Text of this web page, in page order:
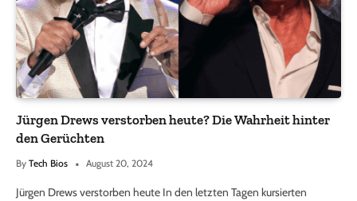
Jürgen Drews verstorben heute? Die Wahrheit hinter
den Gerüchten
By Tech Bios August 20, 2024
Jürgen Drews verstorben heute In den letzten Tagen kursierten